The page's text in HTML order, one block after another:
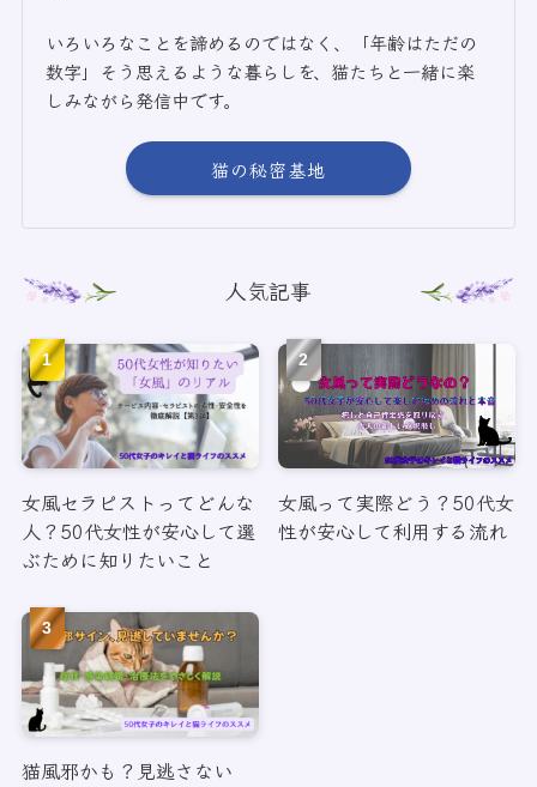
いろいろなことを諦めるのではなく、「年齢はただの
数字」そう思えるような暮らしを、猫たちと一緒に楽
しみながら発信中です。
猫の秘密基地
人気記事
女風セラピストってどんな
人？50代女性が安心して選
ぶために知りたいこと
女風って実際どう？50代女
性が安心して利用する流れ
猫風邪かも？見逃さない